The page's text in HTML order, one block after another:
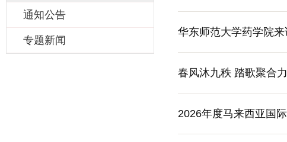
通知公告
专题新闻
华东师范大学药学院
春风沐九秩 踏歌聚合
2026年度马来西亚国